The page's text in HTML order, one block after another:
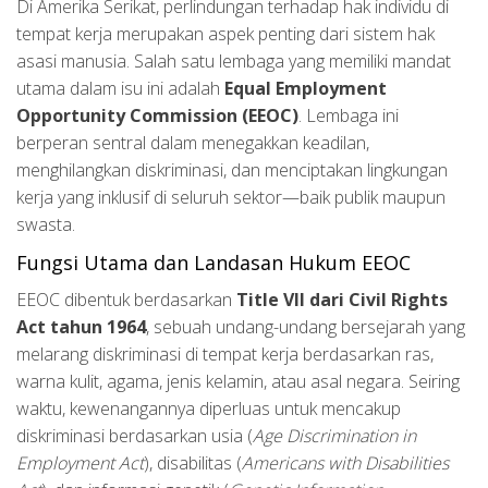
Di Amerika Serikat, perlindungan terhadap hak individu di
tempat kerja merupakan aspek penting dari sistem hak
asasi manusia. Salah satu lembaga yang memiliki mandat
utama dalam isu ini adalah Equal Employment
Opportunity Commission (EEOC). Lembaga ini
berperan sentral dalam menegakkan keadilan,
menghilangkan diskriminasi, dan menciptakan lingkungan
kerja yang inklusif di seluruh sektor—baik publik maupun
swasta.
Fungsi Utama dan Landasan Hukum EEOC
EEOC dibentuk berdasarkan Title VII dari Civil Rights
Act tahun 1964, sebuah undang-undang bersejarah yang
melarang diskriminasi di tempat kerja berdasarkan ras,
warna kulit, agama, jenis kelamin, atau asal negara. Seiring
waktu, kewenangannya diperluas untuk mencakup
diskriminasi berdasarkan usia (Age Discrimination in
Employment Act), disabilitas (Americans with Disabilities